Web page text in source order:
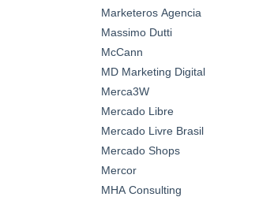
Marketeros Agencia
Massimo Dutti
McCann
MD Marketing Digital
Merca3W
Mercado Libre
Mercado Livre Brasil
Mercado Shops
Mercor
MHA Consulting